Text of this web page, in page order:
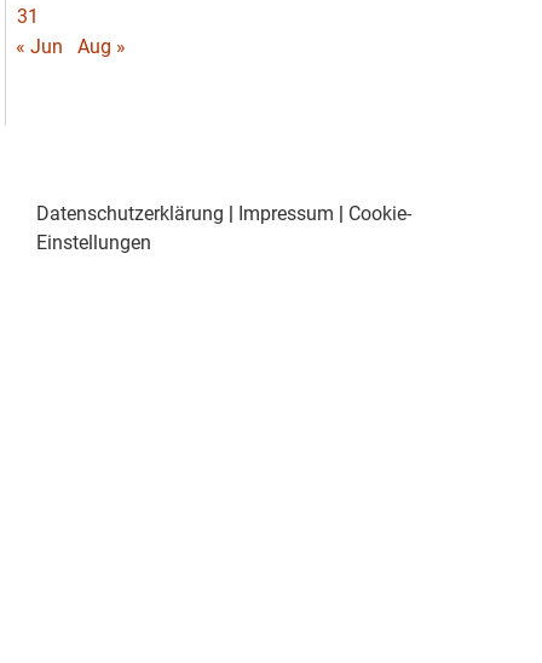
31
« Jun
Aug »
Datenschutzerklärung Impressum
Cookie-
Einstellungen